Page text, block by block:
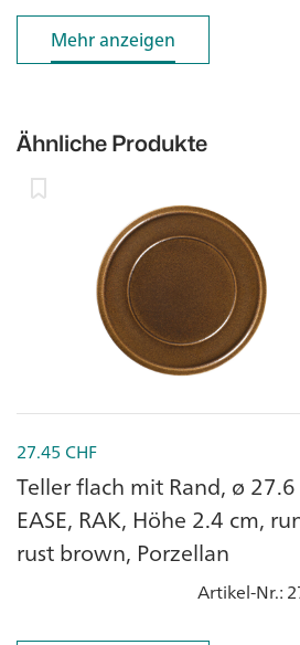
Mehr anzeigen
Mehr anzeigen
Ähnliche Produkte
27.45 CHF
Teller flach mit Rand, ø
EASE, RAK, Höhe 2.4 cm,
rust brown, Porzellan
Artikel-Nr.: